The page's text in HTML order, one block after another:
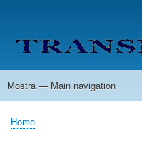
account
menu
Main
Mostra — Main navigation
Home
Lista Autori
Contatti
Spedizione & Consegna
Legenda
Condizioni per l'uso
Briciole
Home